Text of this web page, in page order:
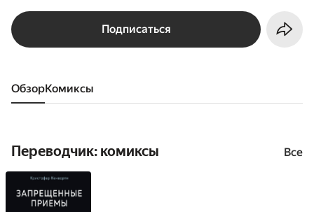
Подписаться
Обзор комиксы
Переводчик: комиксы Все